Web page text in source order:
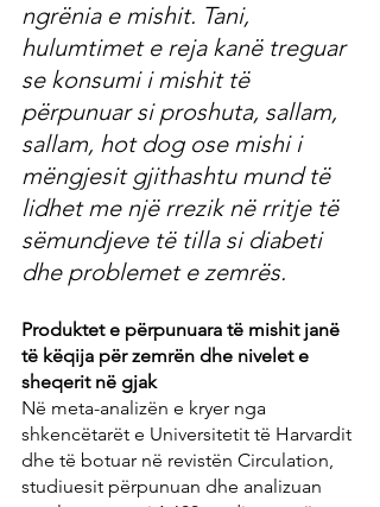
ngrënia e mishit. Tani,
hulumtimet e reja kanë treguar
se konsumi i mishit të
përpunuar si proshuta, sallam,
sallam, hot dog ose mishi i
mëngjesit gjithashtu mund të
lidhet me një rrezik në rritje të
sëmundjeve të tilla si diabeti
dhe problemet e zemrës.
Produktet e përpunuara të mishit janë
të këqija për zemrën dhe nivelet e
sheqerit në gjak
Në meta-analizën e kryer nga
shkencëtarët e Universitetit të Harvardit
dhe të botuar në revistën Circulation,
studiuesit përpunuan dhe analizuan